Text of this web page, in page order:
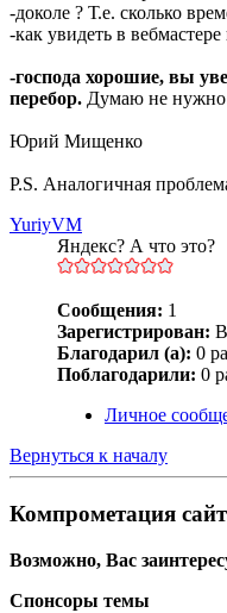
-доколе ? Т.е. сколько
-как увидеть в
-господа хорошие, вы
перебор. Думаю не нужно
Юрий Мищенко
P.S. Аналогичная
YuriyVM
Яндекс? А что это?
Сообщения: 1
Зарегистрирован:
Благодарил (а): 0
Поблагодарили: 0
Личное
Вернуться к началу
Компрометация
Возможно, Вас
Спонсоры темы